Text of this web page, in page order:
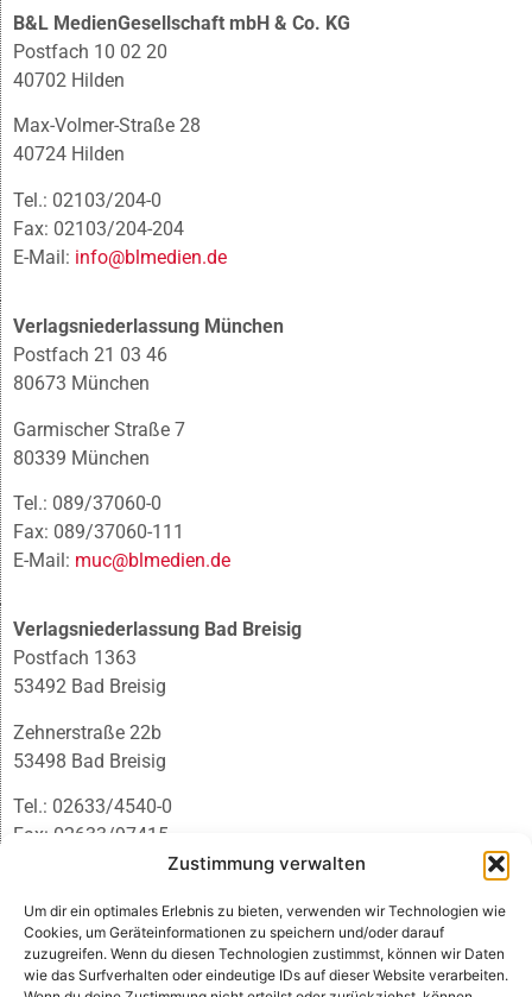
Zustimmung verwalten
Um dir ein optimales Erlebnis zu bieten, verwenden wir Technologien wie
Cookies, um Geräteinformationen zu speichern und/oder darauf
zuzugreifen. Wenn du diesen Technologien zustimmst, können wir Daten
wie das Surfverhalten oder eindeutige IDs auf dieser Website verarbeiten.
B&L MedienGesellschaft mbH & Co. KG
Postfach 10 02 20
40702 Hilden
Max-Volmer-Straße 28
40724 Hilden
Tel.: 02103/204-0
Fax: 02103/204-204
E-Mail: info@blmedien.de
Verlagsniederlassung München
Postfach 21 03 46
80673 München
Garmischer Straße 7
80339 München
Tel.: 089/37060-0
Fax: 089/37060-111
E-Mail: muc@blmedien.de
Verlagsniederlassung Bad Breisig
Postfach 1363
53492 Bad Breisig
Zehnerstraße 22b
53498 Bad Breisig
Tel.: 02633/4540-0
Fax: 02633/97415
infobb@blmedien.de